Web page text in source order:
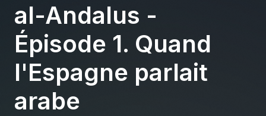
al-Andalus -
Épisode 1. Quand
l'Espagne parlait
arabe